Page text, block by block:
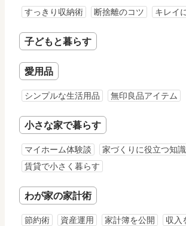
すっきり収納術 断捨離のコツ キレイ
子どもと暮らす
愛用品
シンプルな生活用品 無印良品アイテム
小さな家で暮らす
マイホーム体験談
家づくりに役立つ知識
賃貸で小さく暮らす
わが家の家計術
節約術 資産運用 家計簿を公開 収入